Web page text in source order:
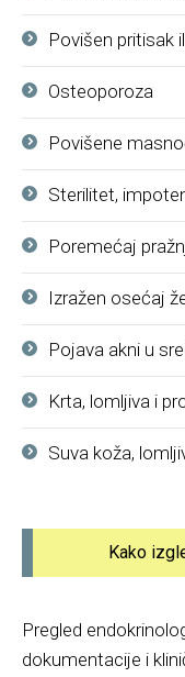
Povišen pritisak
Osteoporoza
Povišene
Sterilitet,
Poremećaj
Izražen osećaj
Pojava akni u
Krta, lomljiva i
Suva koža,
Kako
Pregled
dokumentacije i